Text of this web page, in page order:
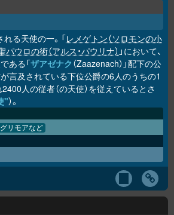
る天使の一。「レメゲトン（ソロモンの小
パウロの術（アルス・パウリナ） 」において、
ある「ザアゼナク （Zaazenach）」配下の公
言及されている下位公爵の6人のうちの1
人の従者（の天使）を従えているとさ
"）。
グリモアなど